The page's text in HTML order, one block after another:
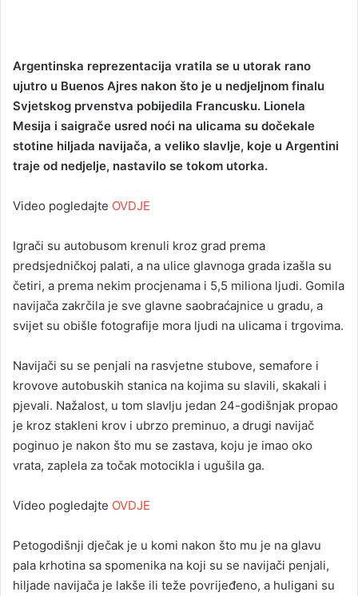
Argentinska reprezentacija vratila se u utorak rano
ujutro u Buenos Ajres nakon što je u nedjeljnom finalu
Svjetskog prvenstva pobijedila Francusku. Lionela
Mesija i saigrače usred noći na ulicama su dočekale
stotine hiljada navijača, a veliko slavlje, koje u Argentini
traje od nedjelje, nastavilo se tokom utorka.
Video pogledajte OVDJE
Igrači su autobusom krenuli kroz grad prema
predsjedničkoj palati, a na ulice glavnoga grada izašla su
četiri, a prema nekim procjenama i 5,5 miliona ljudi. Gomila
navijača zakrčila je sve glavne saobraćajnice u gradu, a
svijet su obišle fotografije mora ljudi na ulicama i trgovima.
Navijači su se penjali na rasvjetne stubove, semafore i
krovove autobuskih stanica na kojima su slavili, skakali i
pjevali. Nažalost, u tom slavlju jedan 24-godišnjak propao
je kroz stakleni krov i ubrzo preminuo, a drugi navijač
poginuo je nakon što mu se zastava, koju je imao oko
vrata, zaplela za točak motocikla i ugušila ga.
Video pogledajte OVDJE
Petogodišnji dječak je u komi nakon što mu je na glavu
pala krhotina sa spomenika na koji su se navijači penjali,
hiljade navijača je lakše ili teže povrijeđeno, a huligani su